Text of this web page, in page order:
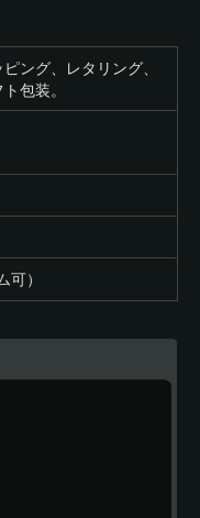
ング、レタリング、
包装。
可）